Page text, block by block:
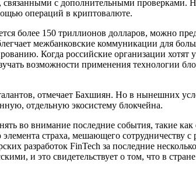
с дополнительными проверками.
операций в криптовалюте.
более 150 триллионов долларов, можно
межбанковские коммуникации для
Когда российские организации хотят
возможности применения технологии
отмечает Бахшиян. Но в нынешних
отдельную экосистему блокчейна.
во внимание последние события, такие
страха, мешающего сотрудничеству с
разработок FinTech за последние
и это свидетельствует о том, что в